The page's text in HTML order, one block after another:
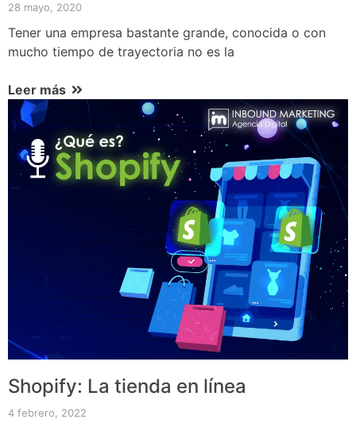
28 mayo, 2020
Tener una empresa bastante grande, conocida o con
mucho tiempo de trayectoria no es la
Leer más
Shopify: La tienda en línea
4 febrero, 2022